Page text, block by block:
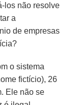
los não resolve
a
de empresas
o sistema
fictício), 26
Ele não se